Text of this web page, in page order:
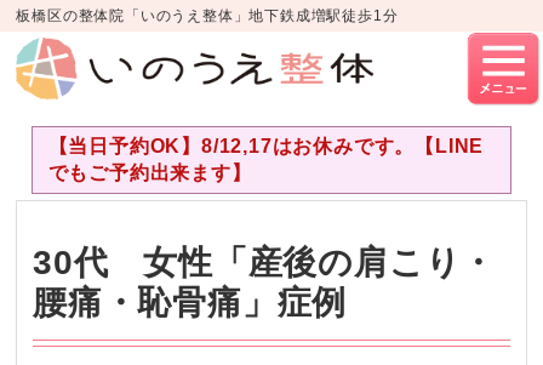
板橋区の整体院「いのうえ整体」地下鉄成増駅徒歩1分
【当日予約OK】8/12,17はお休みです。【LINE
でもご予約出来ます】
30代 女性「産後の肩こり・
腰痛・恥骨痛」症例